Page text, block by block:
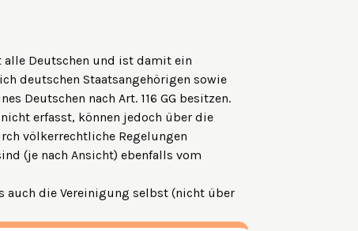
alle Deutschen und ist damit ein
deutschen Staatsangehörigen sowie
Deutschen nach Art. 116 GG besitzen.
erfasst, können jedoch über die
völkerrechtliche Regelungen
(je nach Ansicht) ebenfalls vom
auch die Vereinigung selbst (nicht über